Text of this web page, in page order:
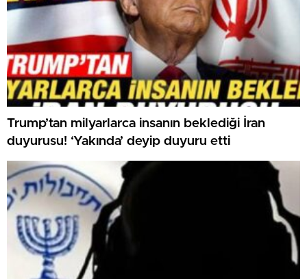
Trump’tan milyarlarca insanın beklediği İran
duyurusu! ‘Yakında’ deyip duyuru etti